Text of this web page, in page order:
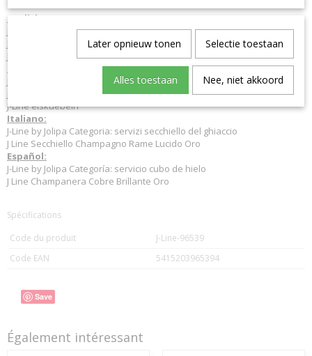
English:
J-Line by Jolipa Category: tableware ice bucket
J Line Champagne Coupe Brass Shiny Gold
J-Line ice champagne wine buckets coolers
J-Line by Jolipa Kategorie: geschirr eiskübel
J Line Schale Champagne Kupfer Glänzend Gold
J-Line eiskuebeln
Italiano:
J-Line by Jolipa Categoria: servizi secchiello del ghiaccio
J Line Secchiello Champagno Rame Lucido Oro
Español:
J-Line by Jolipa Categoría: servicio cubo de hielo
J Line Champanera Cobre Brillante Oro
Spécifications
Code du produit
J-Line-96539
Code EAN
5415203965394
Save
Également intéressant
Later opnieuw tonen Selectie toestaan
Alles toestaan Nee, niet akkoord